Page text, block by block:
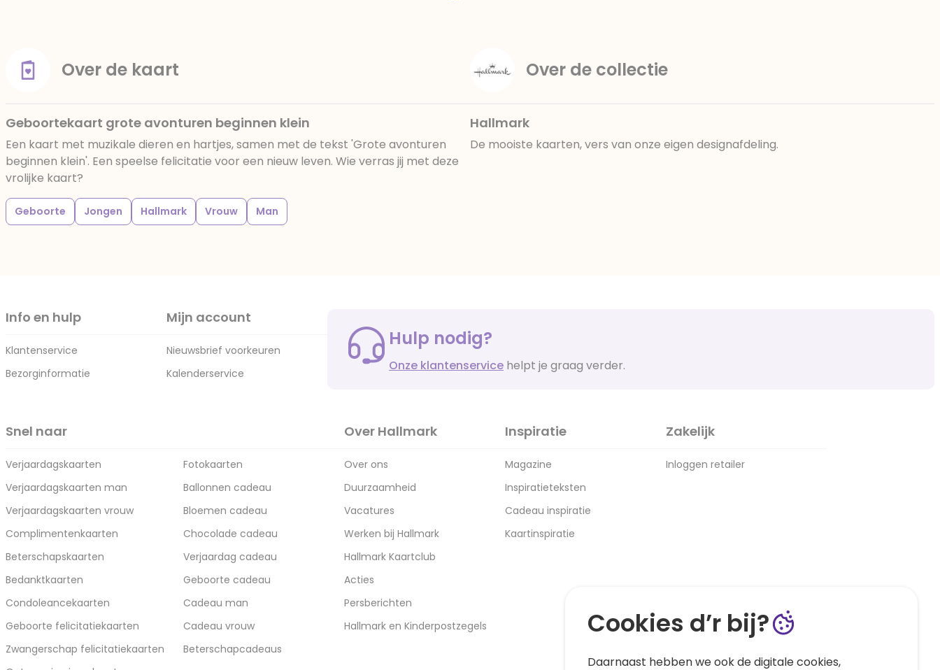
Over de kaart
Geboortekaart grote avonturen beginnen klein
Een kaart met muzikale dieren en hartjes, samen met de tekst 'Grote avonturen
beginnen klein'. Een speelse felicitatie voor een nieuw leven. Wie verras jij met deze
vrolijke kaart?
Geboorte Jongen Hallmark Vrouw Man
Over de collectie
Hallmark
De mooiste kaarten, vers van onze eigen designafdeling.
Info en hulp
Klantenservice
Bezorginformatie
Mijn account
Nieuwsbrief voorkeuren
Kalenderservice
Hulp nodig?
Onze klantenservice helpt je graag verder.
Snel naar
Verjaardagskaarten
Verjaardagskaarten man
Verjaardagskaarten vrouw
Complimentenkaarten
Beterschapskaarten
Bedanktkaarten
Condoleancekaarten
Geboorte felicitatiekaarten
Zwangerschap felicitatiekaarten
Fotokaarten
Ballonnen cadeau
Bloemen cadeau
Chocolade cadeau
Verjaardag cadeau
Geboorte cadeau
Cadeau man
Cadeau vrouw
Beterschapcadeaus
Over Hallmark
Over ons
Duurzaamheid
Vacatures
Werken bij Hallmark
Hallmark Kaartclub
Acties
Persberichten
Hallmark en Kinderpostzegels
Inspiratie
Magazine
Inspiratieteksten
Cadeau inspiratie
Kaartinspiratie
Zakelijk
Inloggen retailer
Cookies d’r bij?
Daarnaast hebben we ook de digitale cookies,